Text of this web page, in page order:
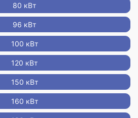
80 кВт
96 кВт
100 кВт
120 кВт
150 кВт
160 кВт